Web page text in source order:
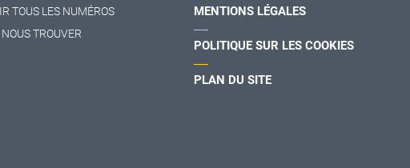
TOUS LES NUMÉROS
NOUS TROUVER
MENTIONS LÉGALES
POLITIQUE SUR LES COOKIES
PLAN DU SITE